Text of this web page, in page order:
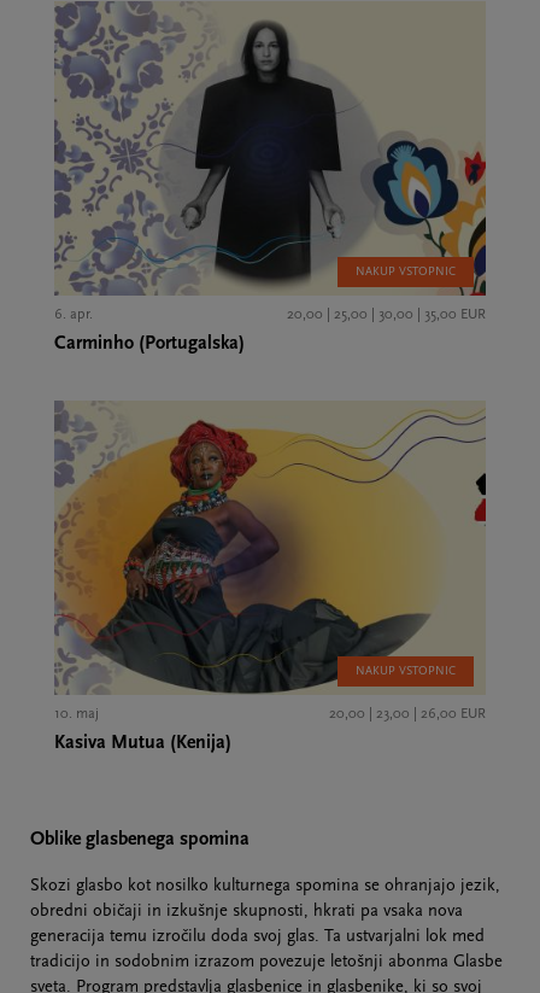
NAKUP VSTOPNIC
6. apr. 20,00 | 25,00 | 30,00 | 35,00 EUR
Carminho (Portugalska)
NAKUP VSTOPNIC
10. maj 20,00 | 23,00 | 26,00 EUR
Kasiva Mutua (Kenija)
Oblike glasbenega spomina
Skozi glasbo kot nosilko kulturnega spomina se ohranjajo jezik,
obredni običaji in izkušnje skupnosti, hkrati pa vsaka nova
generacija temu izročilu doda svoj glas. Ta ustvarjalni lok med
tradicijo in sodobnim izrazom povezuje letošnji abonma Glasbe
sveta. Program predstavlja glasbenice in glasbenike, ki so svoj